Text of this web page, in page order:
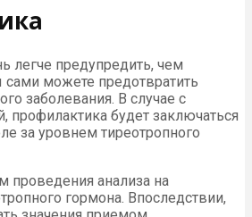
легче предупредить, чем
можете предотвратить
заболевания. В случае с
профилактика будет заключаться
за уровнем тиреотропного
проведения анализа на
гормона. Впоследствии,